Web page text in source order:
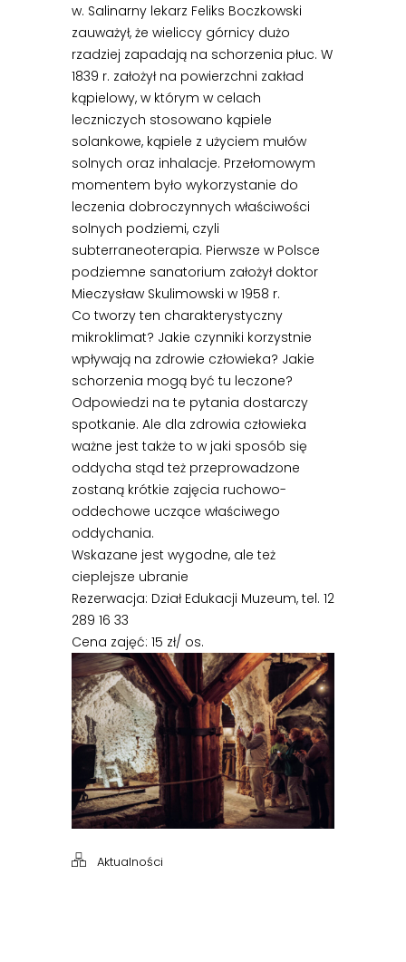
w. Salinarny lekarz Feliks Boczkowski
zauważył, że wieliccy górnicy dużo
rzadziej zapadają na schorzenia płuc. W
1839 r. założył na powierzchni zakład
kąpielowy, w którym w celach
leczniczych stosowano kąpiele
solankowe, kąpiele z użyciem mułów
solnych oraz inhalacje. Przełomowym
momentem było wykorzystanie do
leczenia dobroczynnych właściwości
solnych podziemi, czyli
subterraneoterapia. Pierwsze w Polsce
podziemne sanatorium założył doktor
Mieczysław Skulimowski w 1958 r.
Co tworzy ten charakterystyczny
mikroklimat? Jakie czynniki korzystnie
wpływają na zdrowie człowieka? Jakie
schorzenia mogą być tu leczone?
Odpowiedzi na te pytania dostarczy
spotkanie. Ale dla zdrowia człowieka
ważne jest także to w jaki sposób się
oddycha stąd też przeprowadzone
zostaną krótkie zajęcia ruchowo-
oddechowe uczące właściwego
oddychania.
Wskazane jest wygodne, ale też
cieplejsze ubranie
Rezerwacja: Dział Edukacji Muzeum, tel. 12
289 16 33
Cena zajęć: 15 zł/ os.
Aktualności